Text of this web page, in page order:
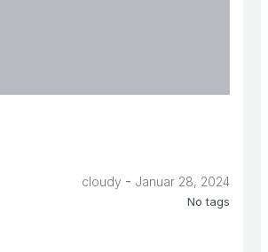
cloudy - Januar 28, 2024
No tags